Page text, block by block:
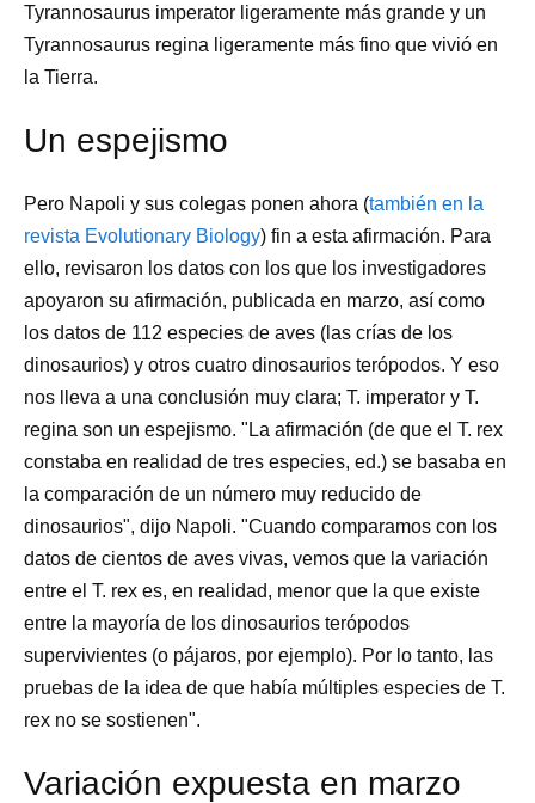
Tyrannosaurus imperator ligeramente más grande y un
Tyrannosaurus regina ligeramente más fino que vivió en
la Tierra.
Un espejismo
Pero Napoli y sus colegas ponen ahora (también en la
revista Evolutionary Biology) fin a esta afirmación. Para
ello, revisaron los datos con los que los investigadores
apoyaron su afirmación, publicada en marzo, así como
los datos de 112 especies de aves (las crías de los
dinosaurios) y otros cuatro dinosaurios terópodos. Y eso
nos lleva a una conclusión muy clara; T. imperator y T.
regina son un espejismo. "La afirmación (de que el T. rex
constaba en realidad de tres especies, ed.) se basaba en
la comparación de un número muy reducido de
dinosaurios", dijo Napoli. "Cuando comparamos con los
datos de cientos de aves vivas, vemos que la variación
entre el T. rex es, en realidad, menor que la que existe
entre la mayoría de los dinosaurios terópodos
supervivientes (o pájaros, por ejemplo). Por lo tanto, las
pruebas de la idea de que había múltiples especies de T.
rex no se sostienen".
Variación expuesta en marzo